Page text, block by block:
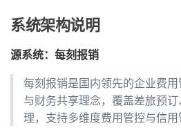
系统架构说明
源系统：每刻报销
每刻报销是国内领先的企业费
与财务共享理念，覆盖差旅预
理，支持多维度费用管控与信用